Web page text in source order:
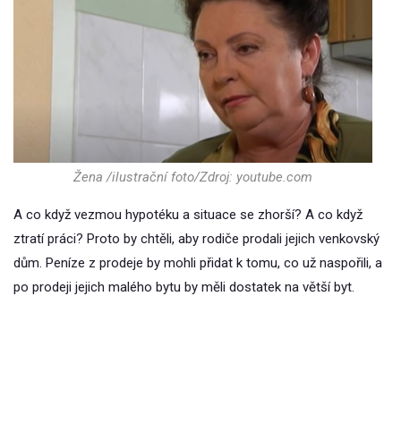
Žena /ilustrační foto/Zdroj: youtube.com
A co když vezmou hypotéku a situace se zhorší? A co když
ztratí práci? Proto by chtěli, aby rodiče prodali jejich venkovský
dům. Peníze z prodeje by mohli přidat k tomu, co už naspořili, a
po prodeji jejich malého bytu by měli dostatek na větší byt.